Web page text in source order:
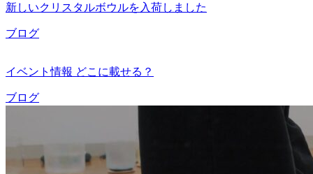
新しいクリスタルボウルを入荷しました
ブログ
イベント情報 どこに載せる？
ブログ